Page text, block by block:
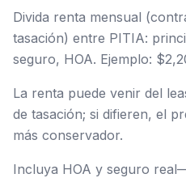
Divida renta mensual
tasación) entre PITIA:
seguro, HOA. Ejemplo:
La renta puede venir del
de tasación; si difieren, el
más conservador.
Incluya HOA y seguro